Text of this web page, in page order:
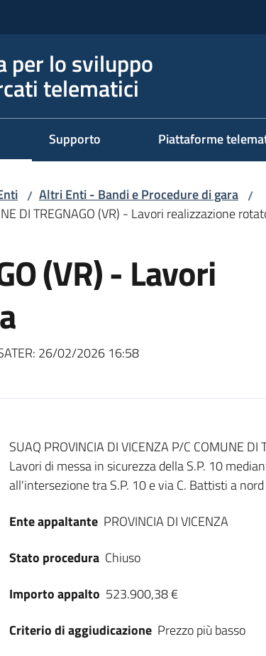
per lo sviluppo
telematici
Supporto Piattaforme
/ Altri Enti - Bandi e Procedure di gara /
DI TREGNAGO (VR) - Lavori realizzazione
(VR) - Lavori
26/02/2026 16:58
Dati del bando
SUAQ PROVINCIA DI VICENZA P/C COMUNE
Lavori di messa in sicurezza della S.P. 10
all'intersezione tra S.P. 10 e via C. Battisti a
Ente appaltante PROVINCIA DI VICENZA
Stato procedura Chiuso
Importo appalto 523.900,38 €
Criterio di aggiudicazione Prezzo più basso